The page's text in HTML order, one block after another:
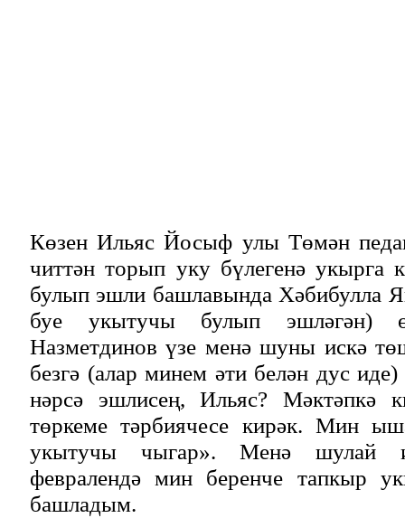
Көзен Ильяс Йосыф улы Төмән
читтән торып уку бүлегенә
булып эшли башлавында Хәбибулла
буе укытучы булып эшләгән)
Назметдинов үзе менә шуны искә
безгә (алар минем әти белән дус
нәрсә эшлисең, Ильяс? Мәктәпкә
төркеме тәрбиячесе кирәк. Мин
укытучы чыгар». Менә шулай
февралендә мин беренче тапкыр
башладым.